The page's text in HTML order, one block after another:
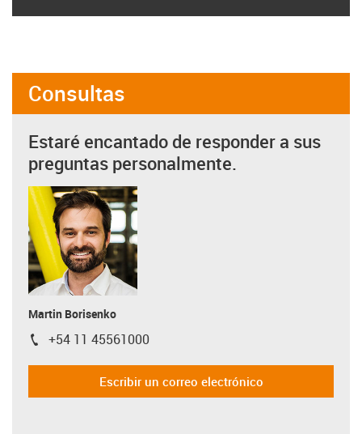
Consultas
Estaré encantado de responder a sus
preguntas personalmente.
Martin Borisenko
igus-icon-phone
+54 11 45561000
Escribir un correo electrónico